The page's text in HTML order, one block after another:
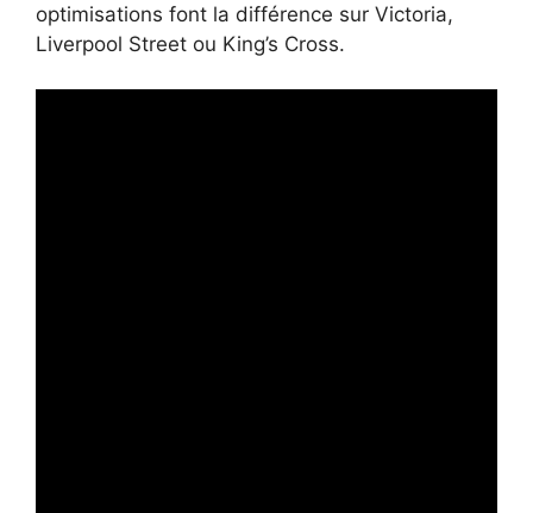
optimisations font la différence sur Victoria,
Liverpool Street ou King’s Cross.